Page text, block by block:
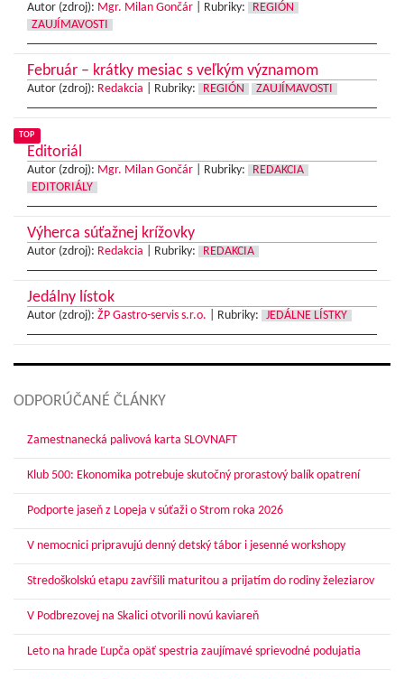
Autor (zdroj): Mgr. Milan Gončár Rubriky:
REGIÓN
ZAUJÍMAVOSTI
Február – krátky mesiac s veľkým významom
Autor (zdroj): Redakcia Rubriky: REGIÓN ZAUJÍMAVOSTI
TOP
Editoriál
Autor (zdroj): Mgr. Milan Gončár Rubriky:
REDAKCIA
EDITORIÁLY
Výherca súťažnej krížovky
Autor (zdroj): Redakcia Rubriky: REDAKCIA
Jedálny lístok
Autor (zdroj): ŽP Gastro-servis s.r.o. Rubriky: JEDÁLNE LÍSTKY
ODPORÚČANÉ ČLÁNKY
Zamestnanecká palivová karta SLOVNAFT
Klub 500: Ekonomika potrebuje skutočný prorastový balík opatrení
Podporte jaseň z Lopeja v súťaži o Strom roka 2026
V nemocnici pripravujú denný detský tábor i jesenné workshopy
Stredoškolskú etapu zavŕšili maturitou a prijatím do rodiny železiarov
V Podbrezovej na Skalici otvorili novú kaviareň
Leto na hrade Ľupča opäť spestria zaujímavé sprievodné podujatia